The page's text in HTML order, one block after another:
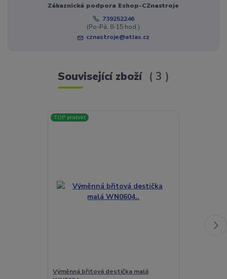
Zákaznická podpora Eshop-CZnastroje
739252246
(Po-Pá, 8-15 hod.)
cznastroje@atlas.cz
Související zboží 3
TOP produkt
Výměnná břitová destička malá